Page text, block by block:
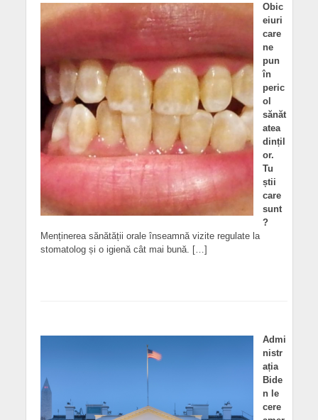
Obic
eiuri
care
ne
pun
în
peric
ol
sănăt
atea
dințil
or.
Tu
știi
care
sunt
?
Menținerea sănătății orale înseamnă vizite regulate la
stomatolog și o igienă cât mai bună. […]
Admi
nistr
ația
Bide
n le
cere